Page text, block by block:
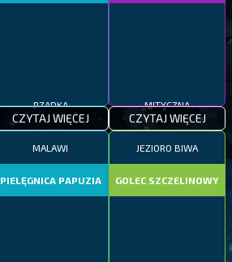
CZYTAJ WIĘCEJ CZYTAJ WIĘCEJ
MALAWI
PIELĘGNICA PAPUZIA
JEZIORO BIWA
GOLEC SZCZELINOWY